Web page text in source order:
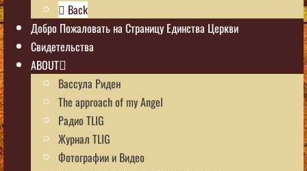
Back
Добро Пожаловать на Страницу Единства Церкви
Свидетельства
ABOUT
Вассула Риден
The approach of my Angel
Радио TLIG
Журнал TLIG
Фотографии и Видео